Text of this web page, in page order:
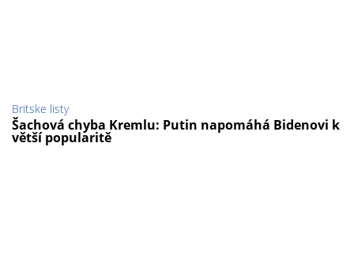
Britske listy
Šachová chyba Kremlu: Putin napomáhá Bidenovi k
větší popularitě